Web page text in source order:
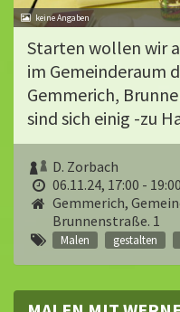
Starten wollen wir
im Gemeinderaum
Gemmerich,
sind sich einig -zu
D. Zorbach
06.11.24, 17:00 - 19:00
Gemmerich,
Brunnenstraße. 1
Malen gestalten